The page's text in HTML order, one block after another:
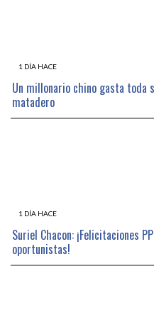
1 DÍA HACE
Un millonario chino gasta toda
matadero
1 DÍA HACE
Suriel Chacon: ¡Felicitaciones
oportunistas!